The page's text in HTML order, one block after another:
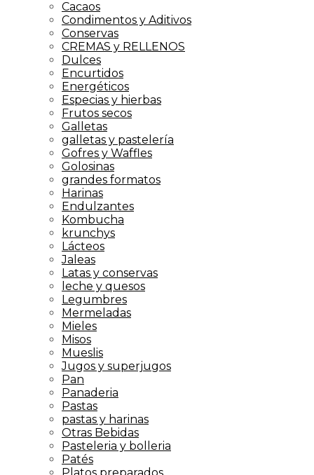
Cacaos
Condimentos y Aditivos
Conservas
CREMAS y RELLENOS
Dulces
Encurtidos
Energéticos
Especias y hierbas
Frutos secos
Galletas
galletas y pastelería
Gofres y Waffles
Golosinas
grandes formatos
Harinas
Endulzantes
Kombucha
krunchys
Lácteos
Jaleas
Latas y conservas
leche y quesos
Legumbres
Mermeladas
Mieles
Misos
Mueslis
Jugos y superjugos
Pan
Panaderia
Pastas
pastas y harinas
Otras Bebidas
Pasteleria y bolleria
Patés